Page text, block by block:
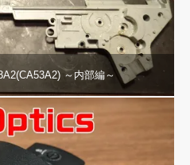
～内部編～